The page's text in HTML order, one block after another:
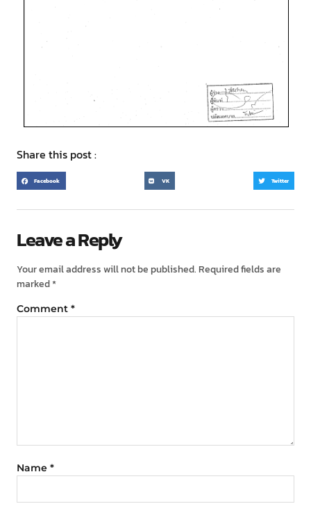
Share this post :
Facebook VK Twitter
Leave a Reply
Your email address will not be published. Required fields are
marked*
Comment *
Name *